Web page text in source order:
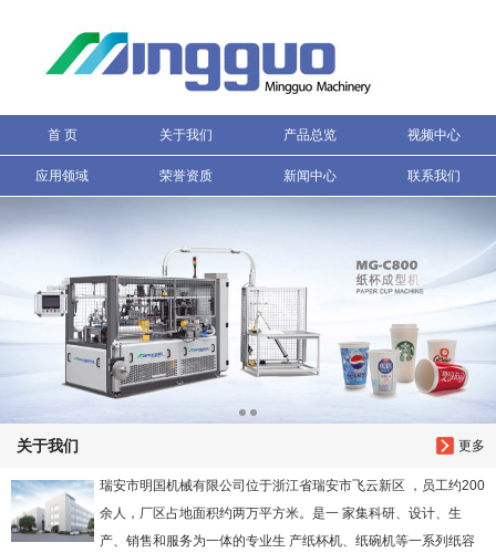
首 页 关于我们 产品总览 视频中心
应用领域 荣誉资质 新闻中心 联系我们
更多
关于我们
瑞安市明国机械有限公司位于浙江省瑞安市飞云新区 ，员工约200
余人，厂区占地面积约两万平方米。是一 家集科研、设计、生
产、销售和服务为一体的专业生 产纸杯机、纸碗机等一系列纸容
信息搜索
搜索